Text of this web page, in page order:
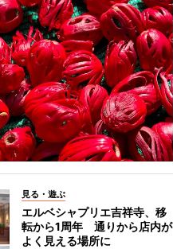
見る・遊ぶ
エルベシャプリエ吉祥寺、移
転から1周年 通りから店内が
よく見える場所に